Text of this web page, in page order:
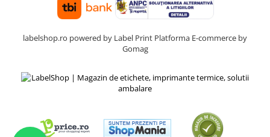
labelshop.ro powered by Label Print Platforma E-commerce by
Gomag